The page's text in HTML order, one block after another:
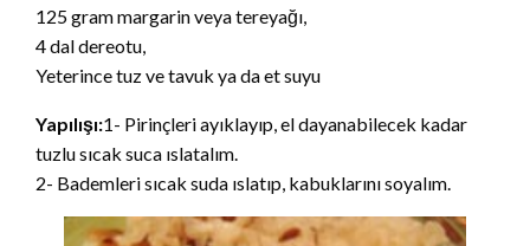
125 gram margarin veya tereyağı,
4 dal dereotu,
Yeterince tuz ve tavuk ya da et suyu
Yapılışı:1- Pirinçleri ayıklayıp, el dayanabilecek kadar
tuzlu sıcak suca ıslatalım.
2- Bademleri sıcak suda ıslatıp, kabuklarını soyalım.